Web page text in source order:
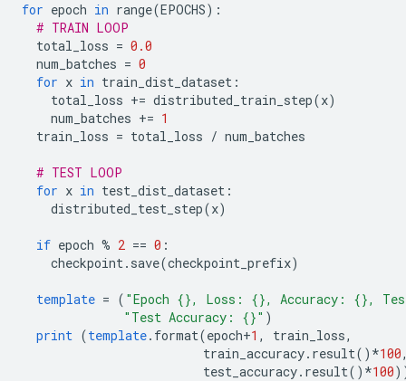
for epoch in range(EPOCHS):
# TRAIN LOOP
total_loss = 0.0
num_batches = 0
for x in train_dist_dataset :
total_loss += distributed_train_step(x)
num_batches += 1
train_loss = total_loss / num_batches
# TEST LOOP
for x in test_dist_dataset :
distributed_test_step(x)
if epoch % 2 == 0 :
checkpoint. save(checkpoint_prefix)
template = ( "Epoch {}, Loss: {}, Accuracy: {},
"Test Accuracy: {}" )
print (template. format(epoch+1 , train_loss,
train_accuracy. result()*100
test_accuracy. result()*100